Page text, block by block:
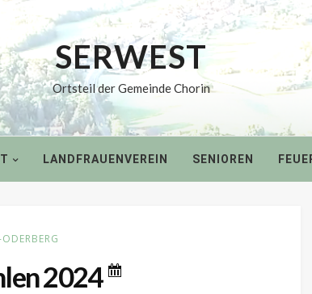
Serwest
SERWEST
Ortsteil der Gemeinde Chorin
LANDFRAUENVEREIN SENIOREN
2024